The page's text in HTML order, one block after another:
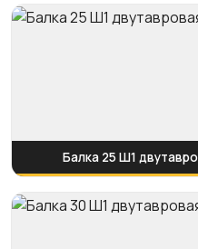
Балка 25 Ш1